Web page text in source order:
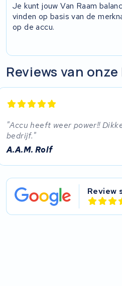
Je kunt jouw Van Raam
vinden op basis van de
op de accu.
Reviews van
Accu heeft weer power!!
bedrijf.
A.A.M. Rolf
Review